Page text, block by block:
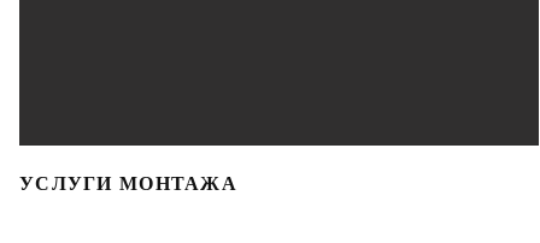
УСЛУГИ МОНТАЖА